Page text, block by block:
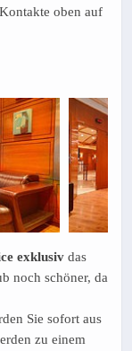
oben auf
exklusiv das
noch schöner, da
Sie sofort aus
zu einem